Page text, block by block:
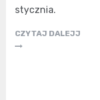
stycznia.
CZYTAJ DALEJJ